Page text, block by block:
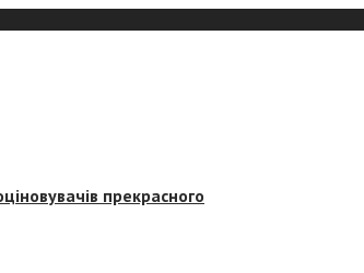
прекрасного